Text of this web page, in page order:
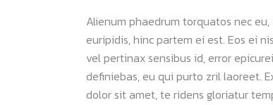
Alienum phaedrum torquatos nec
euripidis, hinc partem ei est. Eos ei
vel pertinax sensibus id, error
definiebas, eu qui purto zril laoreet.
dolor sit amet, te ridens gloriatur